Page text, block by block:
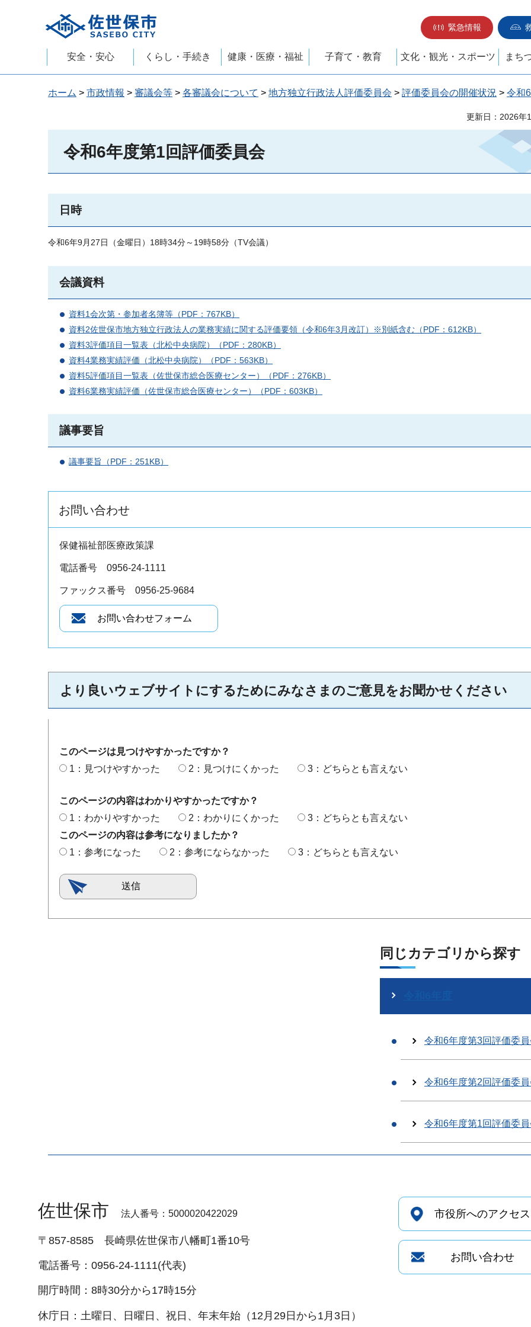
佐世保市
緊急情報
安全・安心 くらし・手続き 健康・医療・福祉 子育て・教育 文化・観光・スポーツ まち
ホーム > 市政情報 > 審議会等 > 各審議会について > 地方独立行政法人評価委員会 > 評価委員会の開催状況 > 令和
更新日：2026年
令和6年度第1回評価委員会
日時
令和6年9月27日（金曜日）18時34分～19時58分（TV会議）
会議資料
資料1会次第・参加者名簿等（PDF：767KB）
資料2佐世保市地方独立行政法人の業務実績に関する評価要領（令和6年3月改訂）※別紙含む（PDF：612KB）
資料3評価項目一覧表（北松中央病院）（PDF：280KB）
資料4業務実績評価（北松中央病院）（PDF：563KB）
資料5評価項目一覧表（佐世保市総合医療センター）（PDF：276KB）
資料6業務実績評価（佐世保市総合医療センター）（PDF：603KB）
議事要旨
議事要旨（PDF：251KB）
お問い合わせ
保健福祉部医療政策課
電話番号 0956-24-1111
ファックス番号 0956-25-9684
より良いウェブサイトにするためにみなさまのご意見をお聞かせください
このページは見つけやすかったですか？
1：見つけやすかった
2：見つけにくかった 3：どちらとも言えない
このページの内容はわかりやすかったですか？
1：わかりやすかった
2：わかりにくかった
3：どちらとも言えない
このページの内容は参考になりましたか？
1：参考になった
2：参考にならなかった 3：どちらとも言えない
同じカテゴリから探す
令和6年度第3回評価委
令和6年度第2回評価委
令和6年度第1回評価委
佐世保市 法人番号：5000020422029
〒857-8585 長崎県佐世保市八幡町1番10号
電話番号：0956-24-1111(代表)
開庁時間：8時30分から17時15分
休庁日：土曜日、日曜日、祝日、年末年始（12月29日から1月3日）
市役所へのアクセス
お問い合わせ